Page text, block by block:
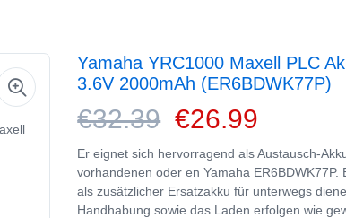
Yamaha YRC1000 Maxell PLC
3.6V 2000mAh (ER6BDWK77P)
€32.39€26.99
Er eignet sich hervorragend als Austausch-
vorhandenen oder en Yamaha ER6BDWK77P.
als zusätzlicher Ersatzakku für unterwegs
Handhabung sowie das Laden erfolgen wie